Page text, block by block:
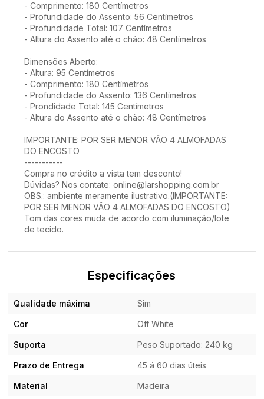
- Comprimento: 180 Centímetros
- Profundidade do Assento: 56 Centímetros
- Profundidade Total: 107 Centímetros
- Altura do Assento até o chão: 48 Centímetros
Dimensões Aberto:
- Altura: 95 Centímetros
- Comprimento: 180 Centímetros
- Profundidade do Assento: 136 Centímetros
- Prondidade Total: 145 Centímetros
- Altura do Assento até o chão: 48 Centímetros
IMPORTANTE: POR SER MENOR VÃO 4 ALMOFADAS
DO ENCOSTO
-----------
Compra no crédito a vista tem desconto!
Dúvidas? Nos contate: online@larshopping.com.br
OBS.: ambiente meramente ilustrativo.(IMPORTANTE:
POR SER MENOR VÃO 4 ALMOFADAS DO ENCOSTO)
Tom das cores muda de acordo com iluminação/lote
de tecido.
Especificações
Qualidade máxima Sim
Cor Off White
Suporta Peso Suportado: 240 kg
Prazo de Entrega 45 á 60 dias úteis
Material Madeira